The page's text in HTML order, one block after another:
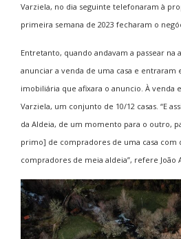
Varziela, no dia seguinte telefonaram à
primeira semana de 2023 fecharam o
Entretanto, quando andavam a passear na
anunciar a venda de uma casa e entraram
imobiliária que afixara o anuncio. À venda
Varziela, um conjunto de 10/12 casas. “E
da Aldeia, de um momento para o outro,
primo] de compradores de uma casa com
compradores de meia aldeia”, refere João